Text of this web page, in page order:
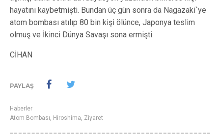
hayatını kaybetmişti. Bundan üç gün sonra da Nagazaki`ye
atom bombası atılıp 80 bin kişi ölünce, Japonya teslim
olmuş ve İkinci Dünya Savaşı sona ermişti.
CİHAN
PAYLAŞ
Haberler
Atom Bombası, Hiroshima, Ziyaret